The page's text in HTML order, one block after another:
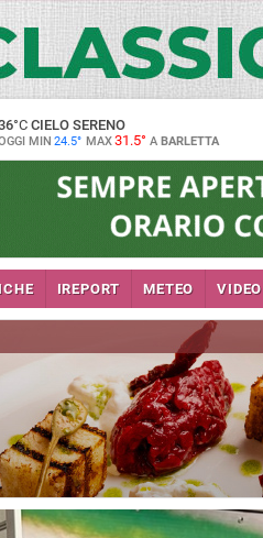
°CCIELO SERENO
MIN 24.5° MAX31.5° A BARLETTA
IREPORT METEO VIDEO